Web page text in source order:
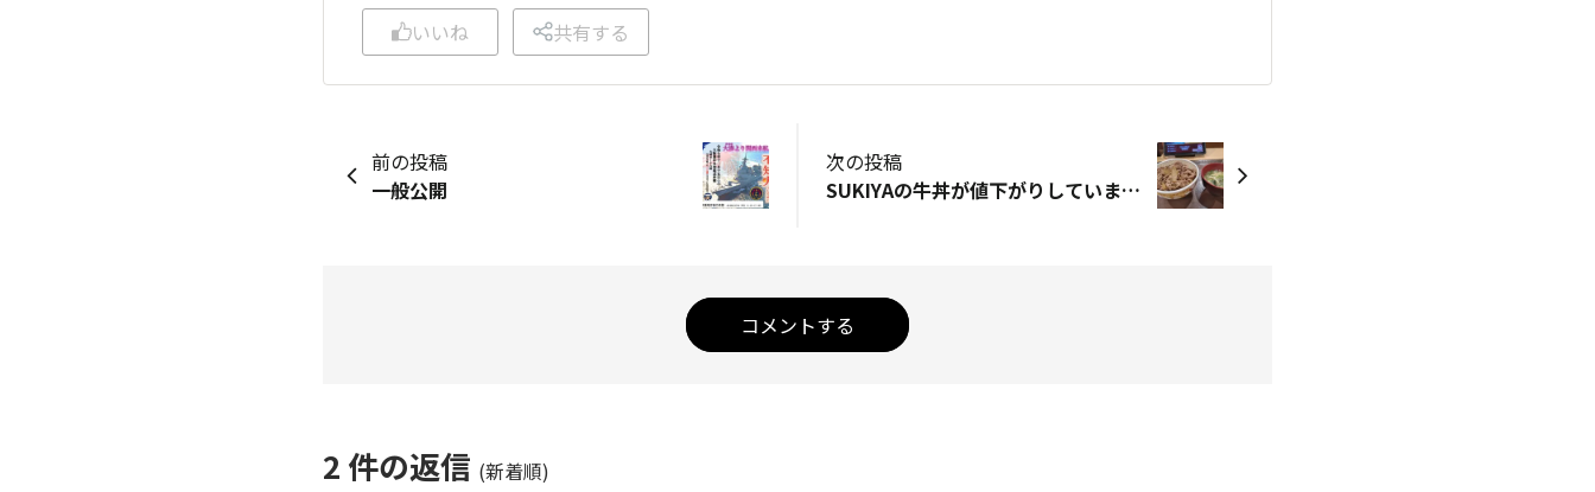
いいね 共有する
前の投稿
一般公開
次の投稿
SUKIYAの牛丼が値下がりしていました。
コメントする
2 件の返信 (新着順)